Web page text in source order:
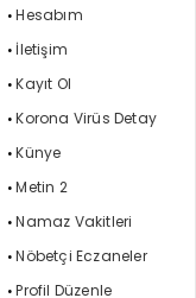
Hesabım
İletişim
Kayıt Ol
Korona Virüs Detay
Künye
Metin 2
Namaz Vakitleri
Nöbetçi Eczaneler
Profil Düzenle